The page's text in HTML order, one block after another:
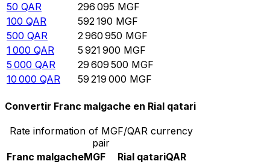
50 QAR 296 095 MGF
100 QAR 592 190 MGF
500 QAR 2 960 950 MGF
1 000 QAR 5 921 900 MGF
5 000 QAR 29 609 500 MGF
10 000 QAR 59 219 000 MGF
Convertir Franc malgache en Rial qatari
Rate information of MGF/QAR currency
pair
Franc malgacheMGF Rial qatariQAR